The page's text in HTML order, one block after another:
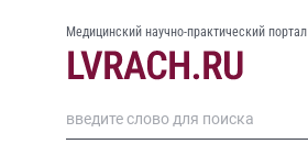
Медицинский научно-практический портал